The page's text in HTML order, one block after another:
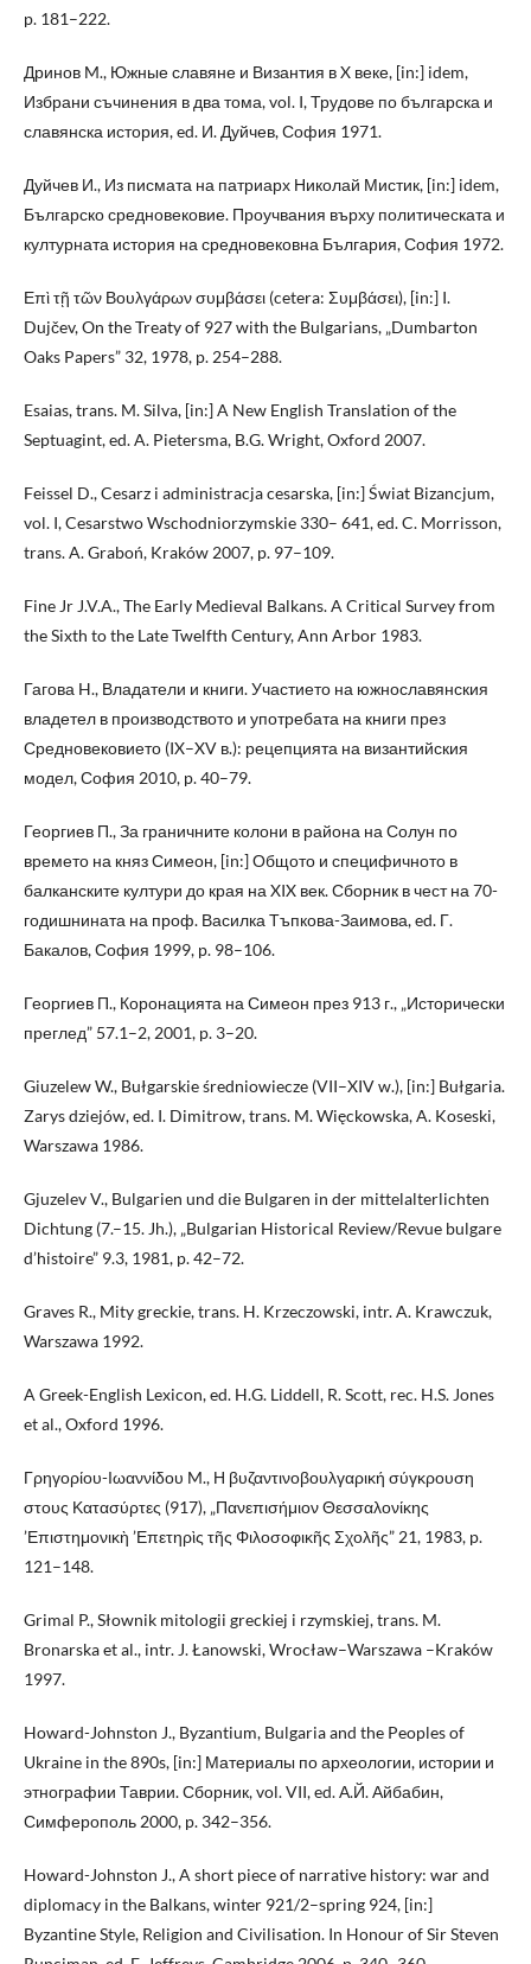
p. 181–222.
Дринов M., Южные славяне и Византия в X веке, [in:] idem,
Избрани съчинения в два тома, vol. I, Трудове по българска и
славянска история, ed. И. Дуйчев, София 1971.
Дуйчев И., Из писмата на патриарх Николай Мистик, [in:] idem,
Българско средновековие. Проучвания върху политическата и
културната история на средновековна България, София 1972.
Επὶ τῇ τῶν Βουλγάρων συμβάσει (cetera: Συμβάσει), [in:] I.
Dujčev, On the Treaty of 927 with the Bulgarians, „Dumbarton
Oaks Papers” 32, 1978, p. 254–288.
Esaias, trans. M. Silva, [in:] A New English Translation of the
Septuagint, ed. A. Pietersma, B.G. Wright, Oxford 2007.
Feissel D., Cesarz i administracja cesarska, [in:] Świat Bizancjum,
vol. I, Cesarstwo Wschodniorzymskie 330– 641, ed. C. Morrisson,
trans. A. Graboń, Kraków 2007, p. 97–109.
Fine Jr J.V.A., The Early Medieval Balkans. A Critical Survey from
the Sixth to the Late Twelfth Century, Ann Arbor 1983.
Гагова H., Владатели и книги. Участието на южнославянския
владетел в производството и употребата на книги през
Средновековието (IX–XV в.): рецепцията на византийския
модел, София 2010, p. 40–79.
Георгиев П., За граничните колони в района на Солун по
времето на княз Симеон, [in:] Общото и специфичното в
балканските култури до края на XIX век. Сборник в чест на 70-
годишнината на проф. Василка Тъпкова-Заимова, ed. Г.
Бакалов, София 1999, p. 98–106.
Георгиев П., Коронацията на Симеон през 913 г., „Исторически
преглед” 57.1–2, 2001, p. 3–20.
Giuzelew W., Bułgarskie średniowiecze (VII–XIV w.), [in:] Bułgaria.
Zarys dziejów, ed. I. Dimitrow, trans. M. Więckowska, A. Koseski,
Warszawa 1986.
Gjuzelev V., Bulgarien und die Bulgaren in der mittelalterlichten
Dichtung (7.–15. Jh.), „Bulgarian Historical Review/Revue bulgare
d’histoire” 9.3, 1981, p. 42–72.
Graves R., Mity greckie, trans. H. Krzeczowski, intr. A. Krawczuk,
Warszawa 1992.
A Greek-English Lexicon, ed. H.G. Liddell, R. Scott, rec. H.S. Jones
et al., Oxford 1996.
Γρηγορίου-Ιωαννίδου M., Η βυζαντινοβουλγαρική σύγκρουση
στους Κατασύρτες (917), „Πανεπισήμιον Θεσσαλονίκης
’Επιστημονικὴ ’Επετηρὶς τῆς Φιλοσοφικῆς Σχολῆς” 21, 1983, p.
121–148.
Grimal P., Słownik mitologii greckiej i rzymskiej, trans. M.
Bronarska et al., intr. J. Łanowski, Wrocław–Warszawa –Kraków
1997.
Howard-Johnston J., Byzantium, Bulgaria and the Peoples of
Ukraine in the 890s, [in:] Материалы по археологии, истории и
этнографии Таврии. Сборник, vol. VII, ed. А.Й. Айбабин,
Симферополь 2000, p. 342–356.
Howard-Johnston J., A short piece of narrative history: war and
diplomacy in the Balkans, winter 921/2–spring 924, [in:]
Byzantine Style, Religion and Civilisation. In Honour of Sir Steven